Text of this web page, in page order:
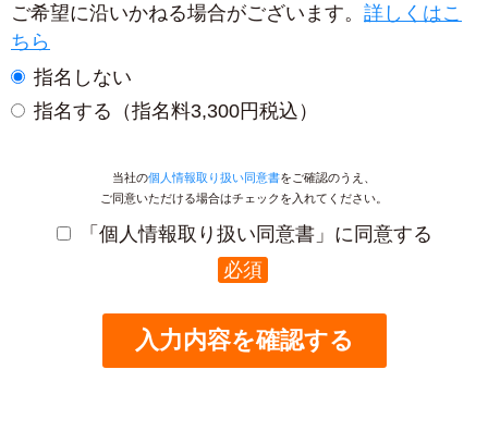
ご希望に沿いかねる場合がございます。 詳しくはこ
ちら
指名しない
指名する（指名料3,300円税込）
当社の個人情報取り扱い同意書をご確認のうえ、
ご同意いただける場合はチェックを入れてください。
「個人情報取り扱い同意書」に同意する
必須
入力内容を確認する